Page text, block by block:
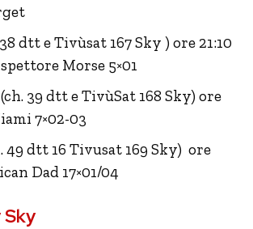
dtt e Tivùsat 167 Sky ) ore 21:10
Morse 5×01
(ch. 39 dtt e TivùSat 168 Sky) ore
7×02-03
49 dtt 16 Tivusat 169 Sky) ore
Dad 17×01/04
Sky